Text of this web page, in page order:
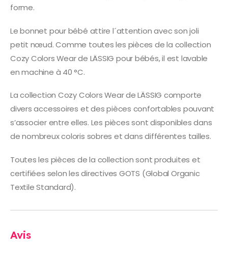
forme.
Le bonnet pour bébé attire l´attention avec son joli
petit nœud. Comme toutes les pièces de la collection
Cozy Colors Wear de LÄSSIG pour bébés, il est lavable
en machine à 40 °C.
La collection Cozy Colors Wear de LÄSSIG comporte
divers accessoires et des pièces confortables pouvant
s’associer entre elles. Les pièces sont disponibles dans
de nombreux coloris sobres et dans différentes tailles.
Toutes les pièces de la collection sont produites et
certifiées selon les directives GOTS (Global Organic
Textile Standard).
Avis